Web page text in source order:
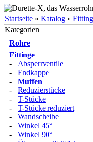
Startseite » Katalog »
Kategorien
Rohre
Fittinge
- Absperrventile
- Endkappe
- Muffen
- Reduzierstücke
- T-Stücke
- T-Stücke reduziert
- Wandscheibe
- Winkel 45°
- Winkel 90°